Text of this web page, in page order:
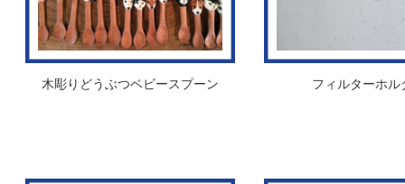
木彫りどうぶつベビースプーン フィルターホル